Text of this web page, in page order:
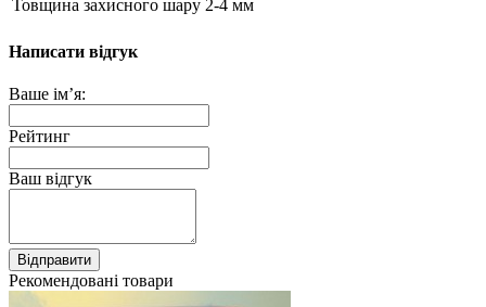
Товщина захисного шару 2-4 мм
Написати відгук
Ваше ім’я:
Рейтинг
Ваш відгук
Відправити
Рекомендовані товари